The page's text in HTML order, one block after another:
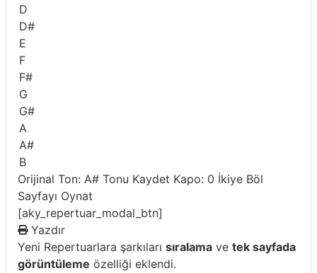
D
D#
E
F
F#
G
G#
A
A#
B
Orijinal Ton: A# Tonu Kaydet Kapo: 0 İkiye Böl
Sayfayı Oynat
[aky_repertuar_modal_btn]
Yazdır
Yeni Repertuarlara şarkıları sıralama ve tek sayfada
görüntüleme özelliği eklendi.